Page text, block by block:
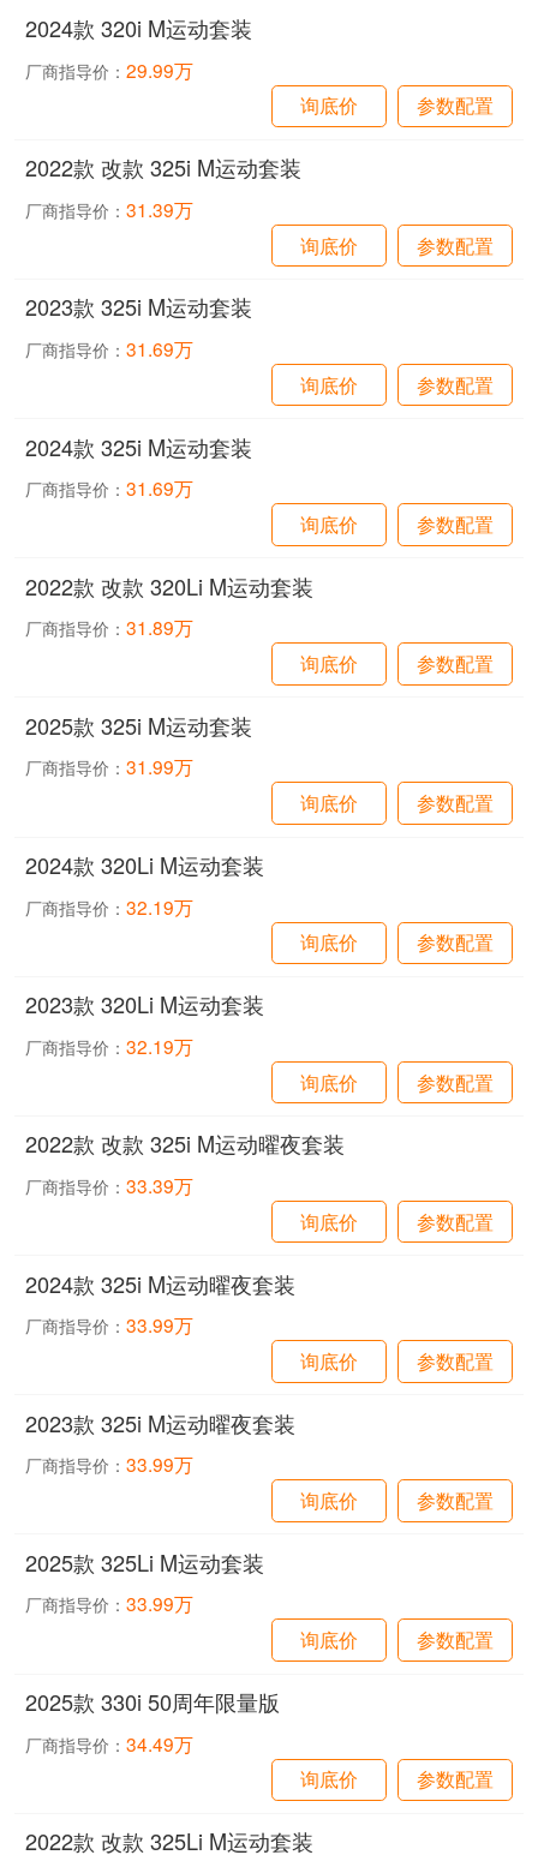
2024款 320i M运动套装
厂商指导价：29.99万
询底价
参数配置
2022款 改款 325i M运动套装
厂商指导价：31.39万
询底价
参数配置
2023款 325i M运动套装
厂商指导价：31.69万
询底价
参数配置
2024款 325i M运动套装
厂商指导价：31.69万
询底价
参数配置
2022款 改款 320Li M运动套装
厂商指导价：31.89万
询底价
参数配置
2025款 325i M运动套装
厂商指导价：31.99万
询底价
参数配置
2024款 320Li M运动套装
厂商指导价：32.19万
询底价
参数配置
2023款 320Li M运动套装
厂商指导价：32.19万
询底价
参数配置
2022款 改款 325i M运动曜夜套装
厂商指导价：33.39万
询底价
参数配置
2024款 325i M运动曜夜套装
厂商指导价：33.99万
询底价
参数配置
2023款 325i M运动曜夜套装
厂商指导价：33.99万
询底价
参数配置
2025款 325Li M运动套装
厂商指导价：33.99万
询底价
参数配置
2025款 330i 50周年限量版
厂商指导价：34.49万
询底价
参数配置
2022款 改款 325Li M运动套装